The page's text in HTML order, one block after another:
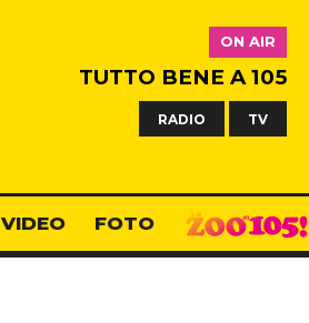
ON AIR
TUTTO BENE A 105
RADIO TV
VIDEO FOTO